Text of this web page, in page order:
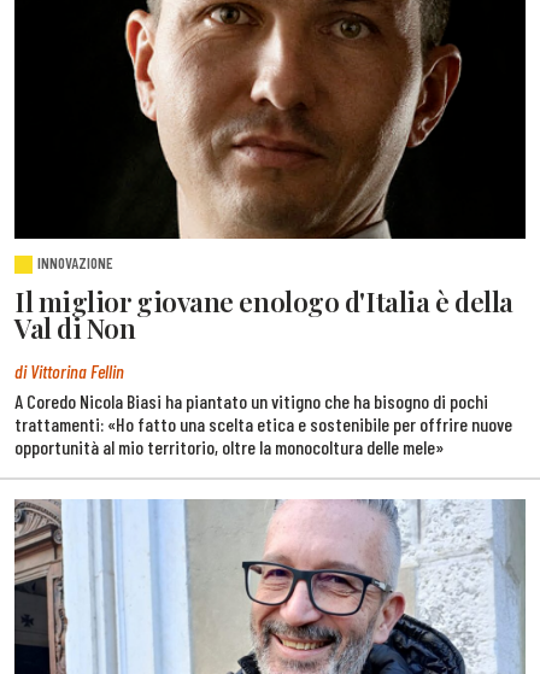
INNOVAZIONE
Il miglior giovane enologo d'Italia è della
Val di Non
di Vittorina Fellin
A Coredo Nicola Biasi ha piantato un vitigno che ha bisogno di pochi
trattamenti: «Ho fatto una scelta etica e sostenibile per offrire nuove
opportunità al mio territorio, oltre la monocoltura delle mele»